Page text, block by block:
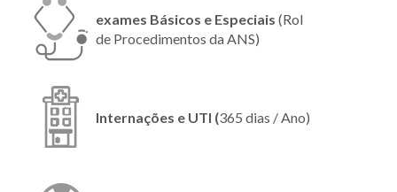
exames Básicos e Especiais (Rol
de Procedimentos da ANS)
Internações e UTI (365 dias / Ano)